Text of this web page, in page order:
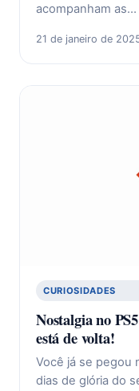
acompanham as…
21 de janeiro de
CURIOSIDADES
Nostalgia no
está de volta!
Você já se pegou
dias de glória do